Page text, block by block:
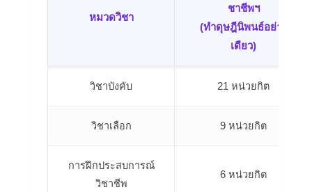
หมวดวิชา
ชาชีพฯ
(ทำดุษฎีนิพนธ์อย่าง
เดียว)
วิชาบังคับ 21 หน่วยกิต
วิชาเลือก 9 หน่วยกิต
การฝึกประสบการณ์
วิชาชีพ
6 หน่วยกิต